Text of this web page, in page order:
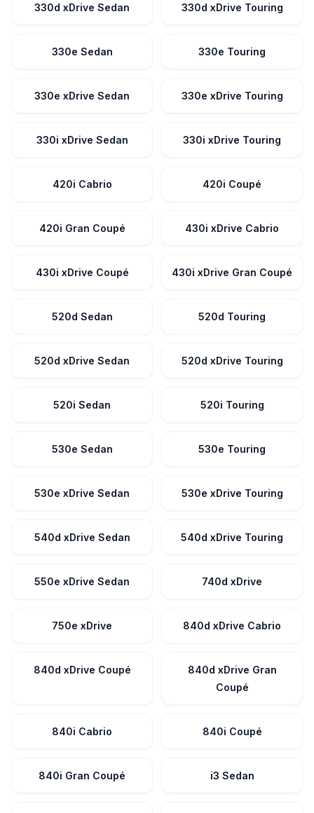
330d xDrive Sedan 330d xDrive Touring
330e Sedan 330e Touring
330e xDrive Sedan 330e xDrive Touring
330i xDrive Sedan 330i xDrive Touring
420i Cabrio 420i Coupé
420i Gran Coupé 430i xDrive Cabrio
430i xDrive Coupé 430i xDrive Gran Coupé
520d Sedan 520d Touring
520d xDrive Sedan 520d xDrive Touring
520i Sedan 520i Touring
530e Sedan 530e Touring
530e xDrive Sedan 530e xDrive Touring
540d xDrive Sedan 540d xDrive Touring
550e xDrive Sedan 740d xDrive
750e xDrive 840d xDrive Cabrio
840d xDrive Coupé
840d xDrive Gran
Coupé
840i Cabrio 840i Coupé
840i Gran Coupé i3 Sedan